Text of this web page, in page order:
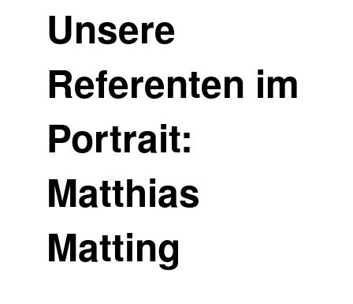
Unsere
Referenten im
Portrait:
Matthias
Matting